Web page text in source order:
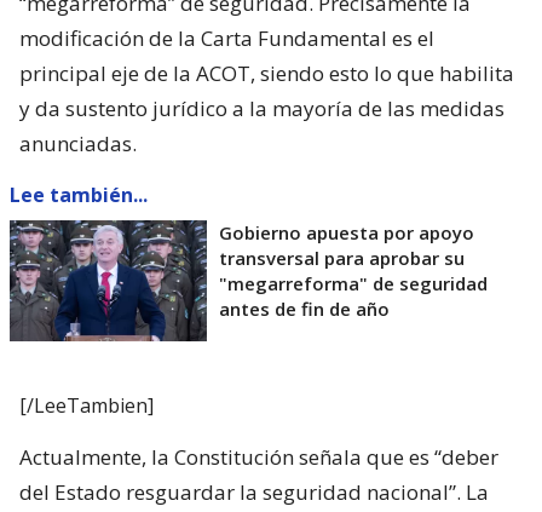
modificación de la Carta Fundamental es el
principal eje de la ACOT, siendo esto lo que habilita
y da sustento jurídico a la mayoría de las medidas
anunciadas.
Lee también...
Gobierno apuesta por apoyo
transversal para aprobar su
"megarreforma" de seguridad
antes de fin de año
[/LeeTambien]
Actualmente, la Constitución señala que es “deber
del Estado resguardar la seguridad nacional”. La